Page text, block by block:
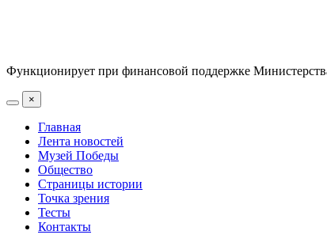
Функционирует при финансовой поддержке
×
Главная
Лента новостей
Музей Победы
Общество
Страницы истории
Точка зрения
Тесты
Контакты